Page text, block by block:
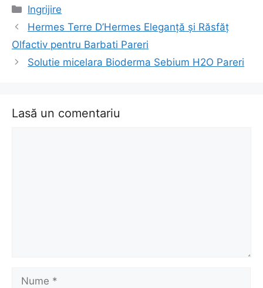
Categorii
Ingrijire
Navigare
în
Hermes Terre D’Hermes Eleganță și Răsfăț
Olfactiv pentru Barbati Pareri
Solutie micelara Bioderma Sebium H2O Pareri
Lasă un comentariu